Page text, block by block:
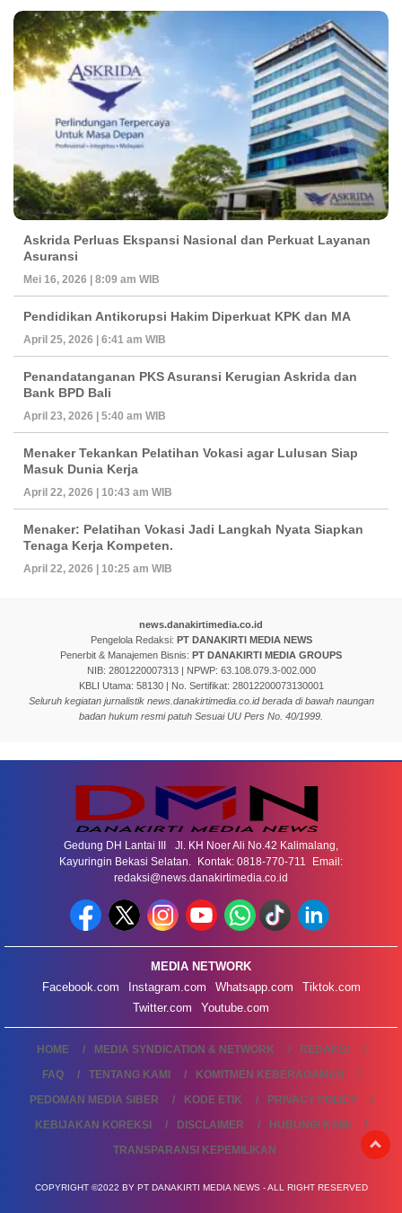
Askrida Perluas Ekspansi Nasional dan Perkuat Layanan
Asuransi
Mei 16, 2026 | 8:09 am WIB
Pendidikan Antikorupsi Hakim Diperkuat KPK dan MA
April 25, 2026 | 6:41 am WIB
Penandatanganan PKS Asuransi Kerugian Askrida dan
Bank BPD Bali
April 23, 2026 | 5:40 am WIB
Menaker Tekankan Pelatihan Vokasi agar Lulusan Siap
Masuk Dunia Kerja
April 22, 2026 | 10:43 am WIB
Menaker: Pelatihan Vokasi Jadi Langkah Nyata Siapkan
Tenaga Kerja Kompeten.
April 22, 2026 | 10:25 am WIB
news.danakirtimedia.co.id
Pengelola Redaksi: PT DANAKIRTI MEDIA NEWS
Penerbit & Manajemen Bisnis: PT DANAKIRTI MEDIA GROUPS
NIB: 2801220007313 | NPWP: 63.108.079.3-002.000
KBLI Utama: 58130 | No. Sertifikat: 28012200073130001
Seluruh kegiatan jurnalistik news.danakirtimedia.co.id berada di bawah naungan
badan hukum resmi patuh Sesuai UU Pers No. 40/1999.
Gedung DH Lantai III Jl. KH Noer Ali No.42 Kalimalang,
Kayuringin Bekasi Selatan. Kontak: 0818-770-711 Email:
redaksi@news.danakirtimedia.co.id
MEDIA NETWORK
Facebook.com
Instagram.com Whatsapp.com
Tiktok.com
Twitter.com
Youtube.com
HOME MEDIA SYNDICATION & NETWORK
REDAKSI
FAQ
TENTANG KAMI
KOMITMEN KEBERAGAMAN
PEDOMAN MEDIA SIBER
KODE ETIK
PRIVACY POLICY
KEBIJAKAN KOREKSI
DISCLAIMER
HUBUNGI KAMI
TRANSPARANSI KEPEMILIKAN
COPYRIGHT ©2022 BY PT DANAKIRTI MEDIA NEWS - ALL RIGHT RESERVED